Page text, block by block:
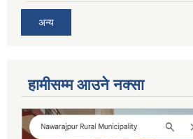
अन्य
हामीसम्म आउने नक्सा